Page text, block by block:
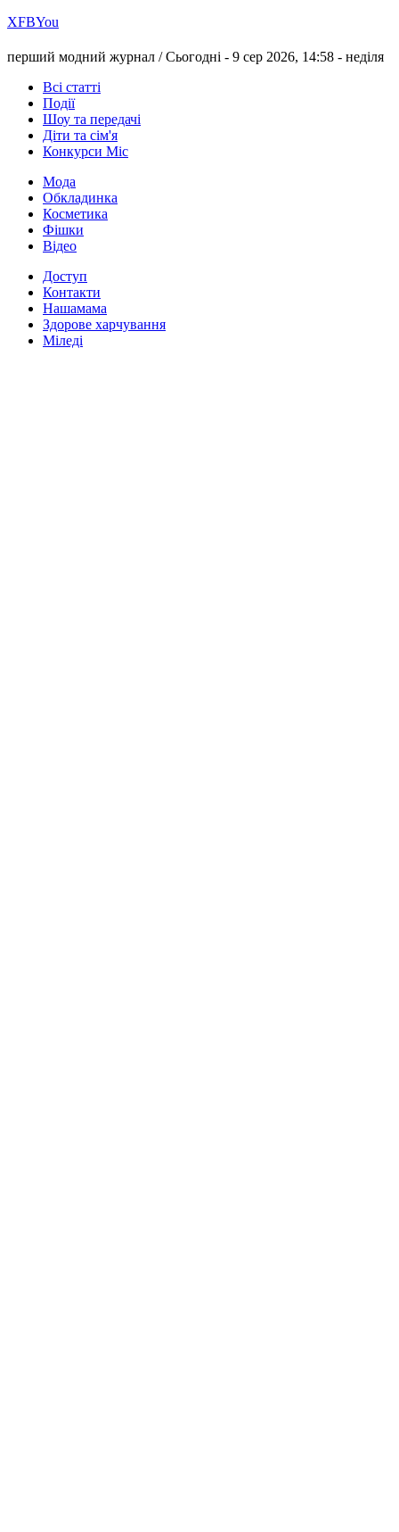
ХFBYou
перший модний журнал /Сьогодні - 9 сер 2026, 14:58 - неділя
Всі статті
Події
Шоу та передачі
Діти та сім'я
Конкурси Міс
Мода
Обкладинка
Косметика
Фішки
Відео
Доступ
Контакти
Нашамама
Здорове харчування
Міледі